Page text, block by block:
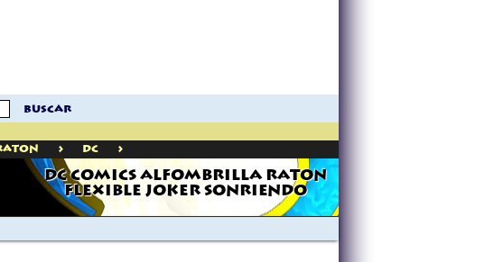
buscar
> Dc >
DC COMICS ALFOMBRILLA RATON
FLEXIBLE JOKER SONRIENDO